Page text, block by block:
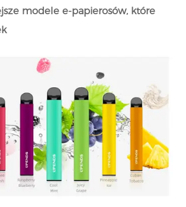
modele e-papierosów, które